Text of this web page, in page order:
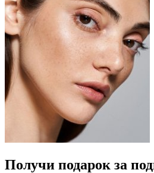
Получи подарок за